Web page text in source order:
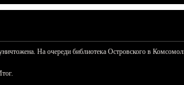
На очереди библиотека Островского в